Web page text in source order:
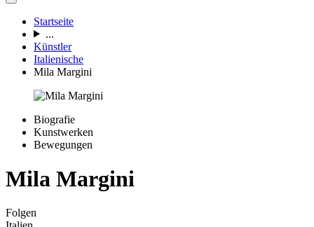
Startseite
...
Künstler
Italienische
Mila Margini
Biografie
Kunstwerken
Bewegungen
Mila Margini
Folgen